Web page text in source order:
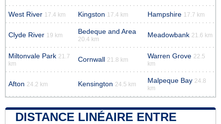
West River 17.4 km Kingston 17.4 km Hampshire 17.7 km
Clyde River 19 km Bedeque and Area
20.4 km
Meadowbank 21.6 km
Miltonvale Park 21.7
km
Cornwall 21.8 km Warren Grove 22.5
km
Afton 24.2 km Kensington 24.5 km Malpeque Bay 24.8
km
DISTANCE LINÉAIRE ENTRE